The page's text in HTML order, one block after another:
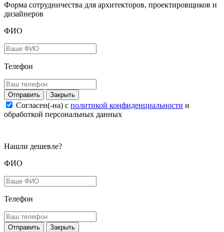
Форма сотрудничества для архитекторов, проектировщиков и
дизайнеров
ФИО
Телефон
Закрыть
Согласен(-на) c политикой конфиденциальности и
обработкой персональных данных
Нашли дешевле?
ФИО
Телефон
Закрыть